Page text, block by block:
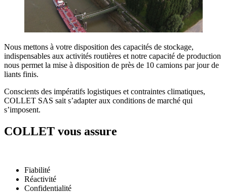
Nous mettons à votre disposition des capacités de stockage,
indispensables aux activités routières et notre capacité de production
nous permet la mise à disposition de près de 10 camions par jour de
liants finis.
Conscients des impératifs logistiques et contraintes climatiques,
COLLET SAS sait s’adapter aux conditions de marché qui
s’imposent.
COLLET vous assure
Fiabilité
Réactivité
Confidentialité